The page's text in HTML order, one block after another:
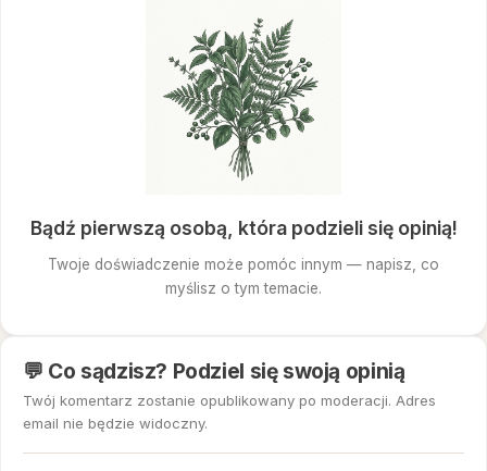
Bądź pierwszą osobą, która podzieli się opinią!
Twoje doświadczenie może pomóc innym — napisz, co
myślisz o tym temacie.
💬 Co sądzisz? Podziel się swoją opinią
Twój komentarz zostanie opublikowany po moderacji. Adres
email nie będzie widoczny.